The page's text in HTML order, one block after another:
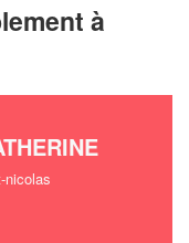
à
nicolas